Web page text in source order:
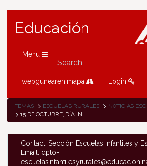
Educación
Menu
webgunearen mapa Login
TEMAS ESCUELAS RURALES
NOTICIAS
15 DE OCTUBRE, DÍA INTERNACIONAL DE LAS MUJERES RURALES
Contact: Sección Escuelas Infantiles y
Email: dpto-